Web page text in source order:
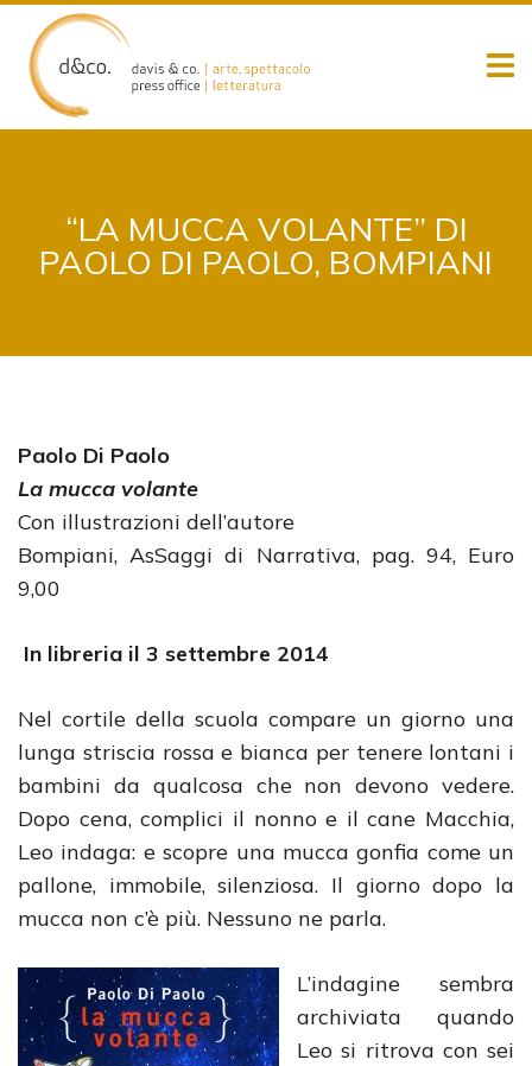
content
“LA MUCCA VOLANTE” DI
PAOLO DI PAOLO, BOMPIANI
Paolo Di Paolo
La mucca volante
Con illustrazioni dell’autore
Bompiani, AsSaggi di Narrativa, pag. 94, Euro
9,00
In libreria il 3 settembre 2014
Nel cortile della scuola compare un giorno una
lunga striscia rossa e bianca per tenere lontani i
bambini da qualcosa che non devono vedere.
Dopo cena, complici il nonno e il cane Macchia,
Leo indaga: e scopre una mucca gonfia come un
pallone, immobile, silenziosa. Il giorno dopo la
mucca non c’è più. Nessuno ne parla.
L’indagine sembra
archiviata quando
Leo si ritrova con sei